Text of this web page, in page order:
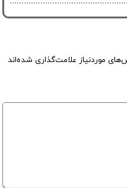
موردنیاز علامت‌گذاری شده‌اند